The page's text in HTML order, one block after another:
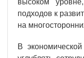
высоком уровне,
подходов к
на
В